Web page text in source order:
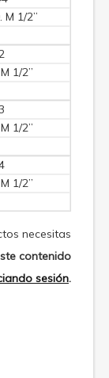
M 1/2”
1/2”
1/2”
1/2”
necesitas
contenido
sesión.